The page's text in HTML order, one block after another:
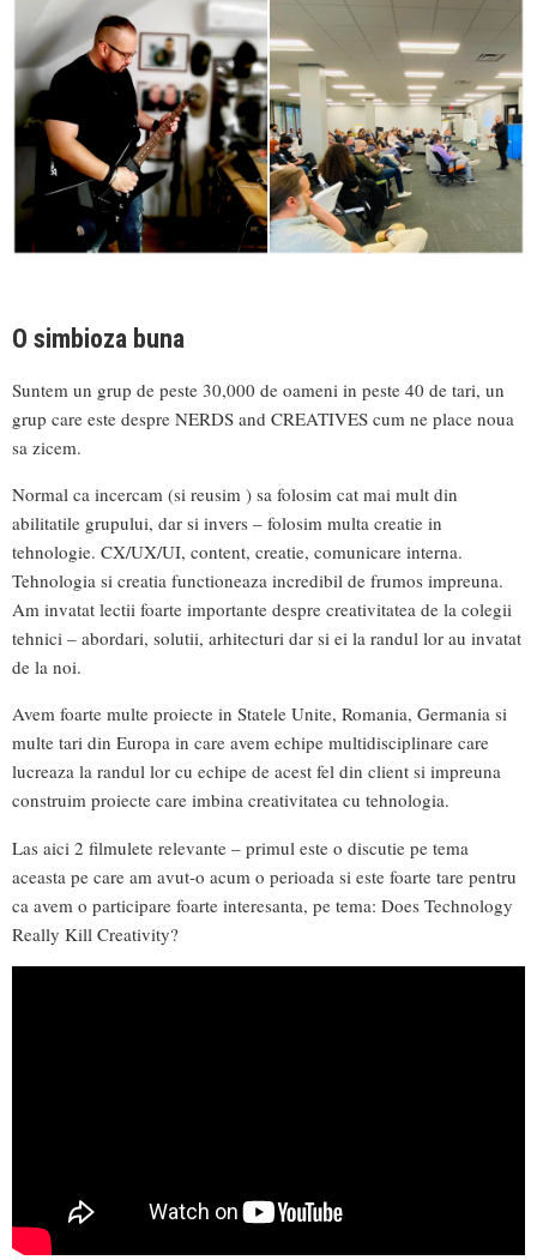
O simbioza buna
Suntem un grup de peste 30,000 de oameni in peste 40 de tari, un
grup care este despre NERDS and CREATIVES cum ne place noua
sa zicem.
Normal ca incercam (si reusim ) sa folosim cat mai mult din
abilitatile grupului, dar si invers – folosim multa creatie in
tehnologie. CX/UX/UI, content, creatie, comunicare interna.
Tehnologia si creatia functioneaza incredibil de frumos impreuna.
Am invatat lectii foarte importante despre creativitatea de la colegii
tehnici – abordari, solutii, arhitecturi dar si ei la randul lor au invatat
de la noi.
Avem foarte multe proiecte in Statele Unite, Romania, Germania si
multe tari din Europa in care avem echipe multidisciplinare care
lucreaza la randul lor cu echipe de acest fel din client si impreuna
construim proiecte care imbina creativitatea cu tehnologia.
Las aici 2 filmulete relevante – primul este o discutie pe tema
aceasta pe care am avut-o acum o perioada si este foarte tare pentru
ca avem o participare foarte interesanta, pe tema: Does Technology
Really Kill Creativity?